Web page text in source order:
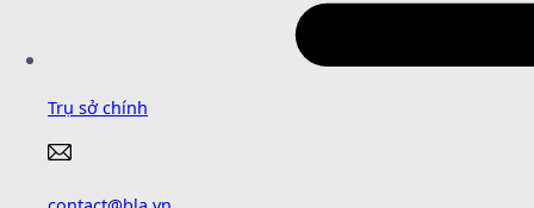
Trụ sở chính